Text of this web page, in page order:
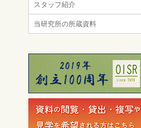
スタッフ紹介
当研究所の所蔵資料